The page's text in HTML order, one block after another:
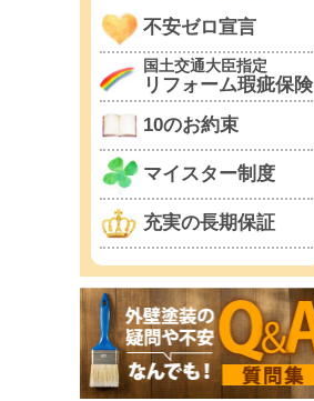
不安ゼロ宣言
国土交通大臣指定
リフォーム瑕疵保険
10のお約束
マイスター制度
充実の長期保証